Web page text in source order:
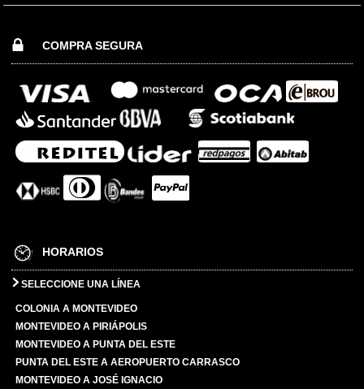
COMPRA SEGURA
HORARIOS
SELECCIONE UNA LÍNEA
COLONIA A MONTEVIDEO
MONTEVIDEO A PIRIÁPOLIS
MONTEVIDEO A PUNTA DEL ESTE
PUNTA DEL ESTE A AEROPUERTO CARRASCO
MONTEVIDEO A JOSÉ IGNACIO